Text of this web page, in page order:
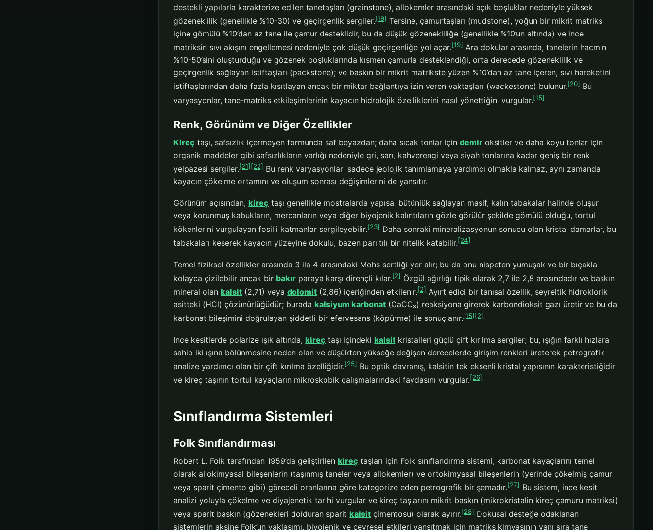
destekli yapılarla karakterize edilen tanetaşları (grainstone), allokemler arasındaki açık boşluklar nedeniyle yüksek
gözeneklilik (genellikle %10-30) ve geçirgenlik sergiler.[19]Tersine, çamurtaşları (mudstone), yoğun bir mikrit matriks
içine gömülü %10’dan az tane ile çamur desteklidir, bu da düşük gözenekliliğe (genellikle %10’un altında) ve ince
matriksin sıvı akışını engellemesi nedeniyle çok düşük geçirgenliğe yol açar.[19] Ara dokular arasında, tanelerin hacmin
%10-50’sini oluşturduğu ve gözenek boşluklarında kısmen çamurla desteklendiği, orta derecede gözeneklilik ve
geçirgenlik sağlayan istiftaşları (packstone); ve baskın bir mikrit matrikste yüzen %10’dan az tane içeren, sıvı hareketini
istiftaşlarından daha fazla kısıtlayan ancak bir miktar bağlantıya izin veren vaktaşları (wackestone) bulunur.[20] Bu
varyasyonlar, tane-matriks etkileşimlerinin kayacın hidrolojik özelliklerini nasıl yönettiğini vurgular.[15]
Renk, Görünüm ve Diğer Özellikler
Kireç taşı, safsızlık içermeyen formunda saf beyazdan; daha sıcak tonlar içindemir oksitler ve daha koyu tonlar için
organik maddeler gibi safsızlıkların varlığı nedeniyle gri, sarı, kahverengi veya siyah tonlarına kadar geniş bir renk
yelpazesi sergiler.[21] [22] Bu renk varyasyonları sadece jeolojik tanımlamaya yardımcı olmakla kalmaz, aynı zamanda
kayacın çökelme ortamını ve oluşum sonrası değişimlerini de yansıtır.
Görünüm açısından, kireç taşı genellikle mostralarda yapısal bütünlük sağlayan masif, kalın tabakalar halinde oluşur
veya korunmuş kabukların, mercanların veya diğer biyojenik kalıntıların gözle görülür şekilde gömülü olduğu, tortul
kökenlerini vurgulayan fosilli katmanlar sergileyebilir.[23] Daha sonraki mineralizasyonun sonucu olan kristal damarlar, bu
tabakaları keserek kayacın yüzeyine dokulu, bazen parıltılı bir nitelik katabilir.[24]
Temel fiziksel özellikler arasında 3 ila 4 arasındaki Mohs sertliği yer alır; bu da onu nispeten yumuşak ve bir bıçakla
kolayca çizilebilir ancak bir bakır paraya karşı dirençli kılar.[2] Özgül ağırlığı tipik olarak 2,7 ile 2,8 arasındadır ve baskın
mineral olan kalsit (2,71) veyadolomit (2,86) içeriğinden etkilenir.[2] Ayırt edici bir tanısal özellik, seyreltik hidroklorik
asitteki (HCl) çözünürlüğüdür; burada kalsiyum karbonat (CaCO₃) reaksiyona girerek karbondioksit gazı üretir ve bu da
karbonat bileşimini doğrulayan şiddetli bir efervesans (köpürme) ile sonuçlanır.[15] [2]
İnce kesitlerde polarize ışık altında, kireç taşı içindeki kalsit kristalleri güçlü çift kırılma sergiler; bu, ışığın farklı hızlara
sahip iki ışına bölünmesine neden olan ve düşükten yükseğe değişen derecelerde girişim renkleri üreterek petrografik
analize yardımcı olan bir çift kırılma özelliğidir.[25] Bu optik davranış, kalsitin tek eksenli kristal yapısının karakteristiğidir
ve kireç taşının tortul kayaçların mikroskobik çalışmalarındaki faydasını vurgular.[26]
Sınıflandırma Sistemleri
Folk Sınıflandırması
Robert L. Folk tarafından 1959’da geliştirilen kireç taşları için Folk sınıflandırma sistemi, karbonat kayaçlarını temel
olarak allokimyasal bileşenlerin (taşınmış taneler veya allokemler) ve ortokimyasal bileşenlerin (yerinde çökelmiş çamur
veya sparit çimento gibi) göreceli oranlarına göre kategorize eden petrografik bir şemadır.[27] Bu sistem, ince kesit
analizi yoluyla çökelme ve diyajenetik tarihi vurgular ve kireç taşlarını mikrit baskın (mikrokristalin kireç çamuru matriksi)
veya sparit baskın (gözenekleri dolduran sparit kalsit çimentosu) olarak ayırır.[28] Dokusal desteğe odaklanan
sistemlerin aksine Folk’un yaklaşımı, biyojenik ve çevresel etkileri yansıtmak için matriks kimyasının yanı sıra tane